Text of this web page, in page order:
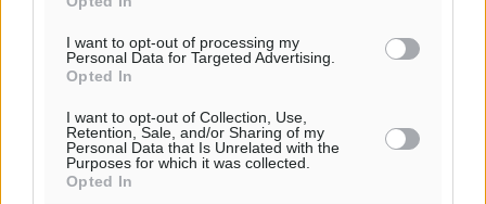
I want to opt-out of processing my
Personal Data for Targeted Advertising.
Opted In
I want to opt-out of Collection, Use,
Retention, Sale, and/or Sharing of my
Personal Data that Is Unrelated with the
Purposes for which it was collected.
Opted In
και μιλά για σκευωρία γνωστών μεταξύ τους
καταγγελλόντων
Δήμος Ρόδου: Επήλθε συμβιβασμός με την οικογένεια
του θύματος του σοκαριστικού θανατηφόρου